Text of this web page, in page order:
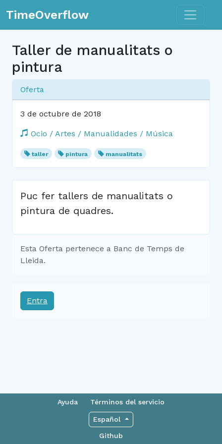
TimeOverflow Toggle
Taller de manualitats o
pintura
Oferta
3 de octubre de 2018
Ocio / Artes / Manualidades / Música
taller pintura manualitats
Puc fer tallers de manualitats o
pintura de quadres.
Esta Oferta pertenece a Banc de Temps de
Lleida.
Entra
Ayuda Términos del servicio
Español
Github